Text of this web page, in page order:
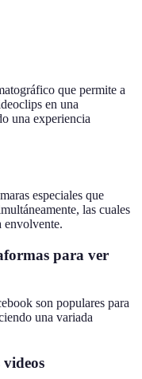
que permite a
en una
una experiencia
especiales que
las cuales
envolvente.
para ver
son populares para
una variada